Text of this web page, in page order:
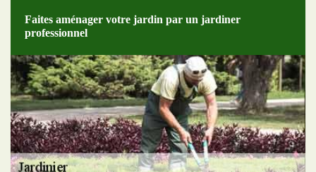
Faites aménager votre jardin par un jardiner
professionnel